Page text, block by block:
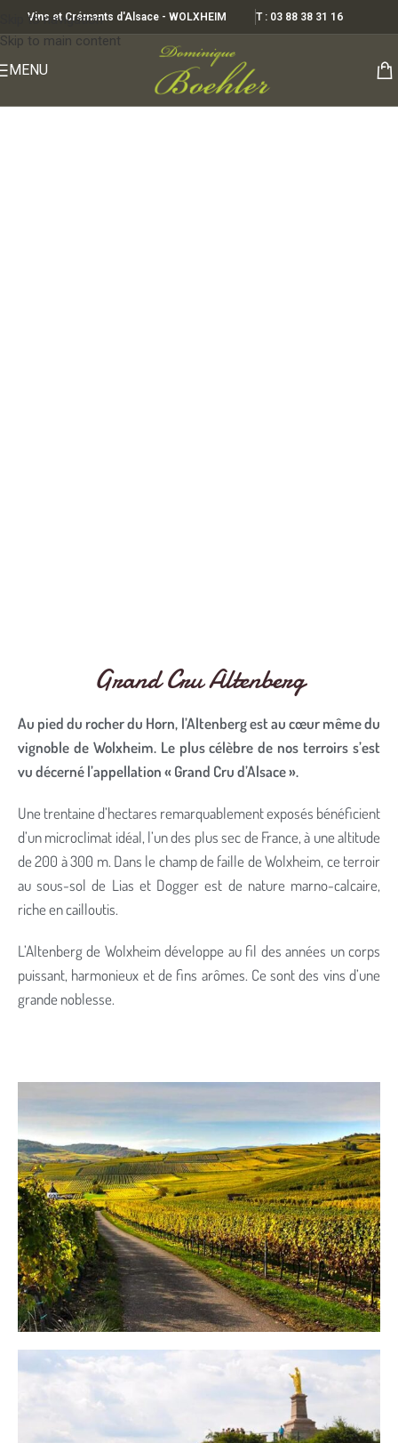
Skip to navigation
Skip to main content
Vins et Crémants d'Alsace - WOLXHEIM T : 03 88 38 31 16
MENU
Grand Cru Altenberg
Au pied du rocher du Horn, l’Altenberg est au cœur même du
vignoble de Wolxheim. Le plus célèbre de nos terroirs s’est
vu décerné l’appellation « Grand Cru d’Alsace ».
Une trentaine d’hectares remarquablement exposés bénéficient
d’un microclimat idéal, l’un des plus sec de France, à une altitude
de 200 à 300 m. Dans le champ de faille de Wolxheim, ce terroir
au sous-sol de Lias et Dogger est de nature marno-calcaire,
riche en cailloutis.
L’Altenberg de Wolxheim développe au fil des années un corps
puissant, harmonieux et de fins arômes. Ce sont des vins d’une
grande noblesse.